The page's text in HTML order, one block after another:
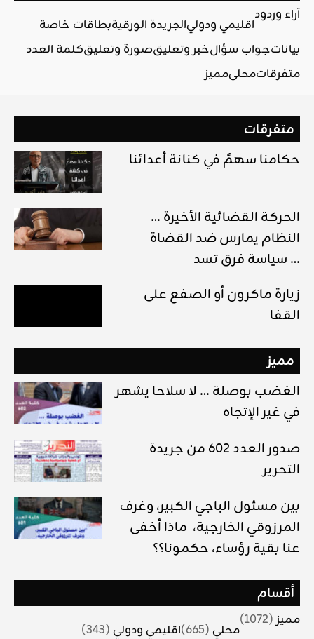
آراء وردود
اقليمي ودوليالجريدة الورقيةبطاقات خاصة
بياناتجواب سؤالخبر وتعليقصورة وتعليقكلمة العدد
متفرقاتمحليمميز
متفرقات
حكامنا سهمٌ في كنانة أعدائنا
الحركة القضائية الأخيرة …
النظام يمارس ضد القضاة
سياسة فرق تسد …
زيارة ماكرون أو الصفع على
القفا
مميز
الغضب بوصلة … لا سلاحا يشهر
في غير الإتجاه
صدور العدد 602 من جريدة
التحرير
بين مسئول الباجي الكبير، وغرف
المرزوقي الخارجية، ماذا أخفى
عنا بقية رؤساء، حكمونا؟؟
أقسام
مميز(1072)
محلي (665) اقليمي ودولي (343)